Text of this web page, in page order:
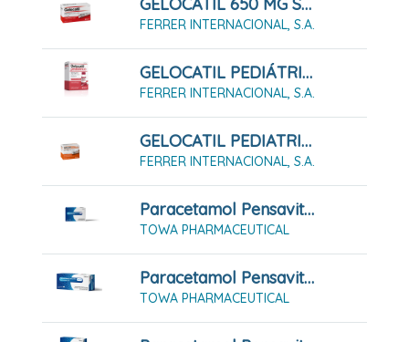
GELOCATIL 650 MG SOLUCIÓN ORAL 12 SOBRES
FERRER INTERNACIONAL, S.A.
GELOCATIL PEDIÁTRICO 100 Mg/ml SOLUCIÓN ORAL
FERRER INTERNACIONAL, S.A.
GELOCATIL PEDIATRICO 325 MG GRANULADO 12 SOBRES
FERRER INTERNACIONAL, S.A.
Paracetamol Pensavital 1 G Comprimidos EFG; 10 Comprimidos
TOWA PHARMACEUTICAL
Paracetamol Pensavital 500 Mg Comprimidos EFG; 20 Comprimidos
TOWA PHARMACEUTICAL